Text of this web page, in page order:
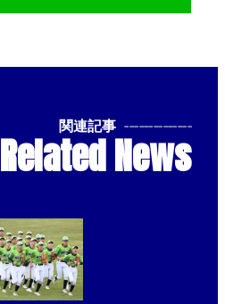
関連記事 --------------
Related News